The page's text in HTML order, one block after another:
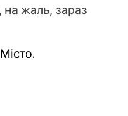
на жаль, зараз
.